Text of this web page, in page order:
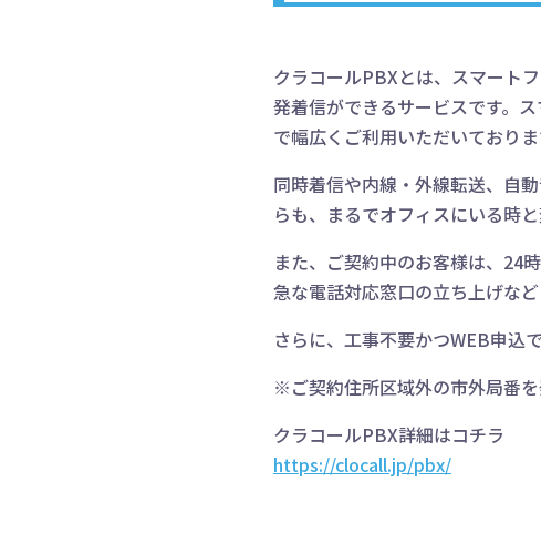
クラコールPBXとは、スマート
発着信ができるサービスです。
で幅広くご利用いただいておりま
同時着信や内線・外線転送、自
らも、まるでオフィスにいる時
また、ご契約中のお客様は、24
急な電話対応窓口の立ち上げなど
さらに、工事不要かつWEB申込
※ご契約住所区域外の市外局番を
クラコールPBX詳細はコチラ
https://clocall.jp/pbx/